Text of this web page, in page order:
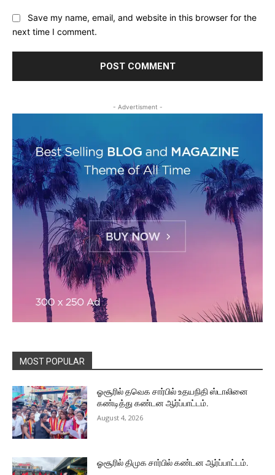
Save my name, email, and website in this browser for the
next time I comment.
- Advertisment -
MOST POPULAR
ஓசூரில் தவெக சார்பில் உதயநிதி ஸ்டாலினை
கண்டித்து கண்டன ஆர்ப்பாட்டம்.
August 4, 2026
ஓசூரில் திமுக சார்பில் கண்டன ஆர்ப்பாட்டம்.